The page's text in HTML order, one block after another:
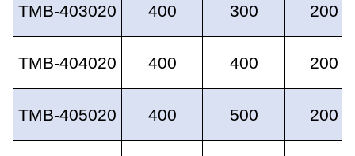
TMB-403020 400 300 200
TMB-404020 400 400 200
TMB-405020 400 500 200